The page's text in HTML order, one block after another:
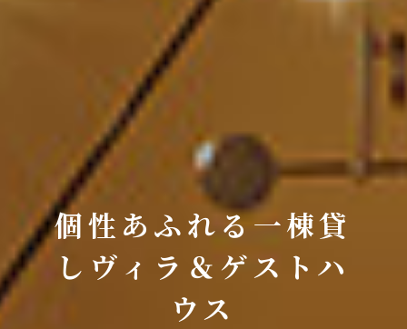
個性あふれる一棟貸
しヴィラ＆ゲストハ
ウス